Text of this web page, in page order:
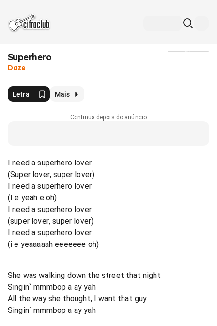
Superhero
Daze
Letra Mais
Continua depois do anúncio
I need a superhero lover
(Super lover, super lover)
I need a superhero lover
(I e yeah e oh)
I need a superhero lover
(super lover, super lover)
I need a superhero lover
(i e yeaaaaah eeeeeee oh)
She was walking down the street that night
Singin` mmmbop a ay yah
All the way she thought, I want that guy
Singin` mmmbop a ay yah